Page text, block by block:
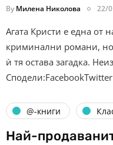
By Милена Николова 22/
Агата Кристи е една от
криминални романи,
ѝ тя остава загадка.
@-книги
Най-